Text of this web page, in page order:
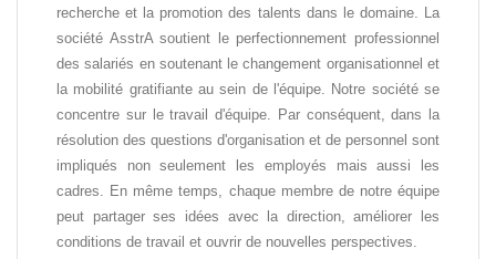
recherche et la promotion des talents dans le domaine. La
société AsstrA soutient le perfectionnement professionnel
des salariés en soutenant le changement organisationnel et
la mobilité gratifiante au sein de l'équipe. Notre société se
concentre sur le travail d'équipe. Par conséquent, dans la
résolution des questions d'organisation et de personnel sont
impliqués non seulement les employés mais aussi les
cadres. En même temps, chaque membre de notre équipe
peut partager ses idées avec la direction, améliorer les
conditions de travail et ouvrir de nouvelles perspectives.